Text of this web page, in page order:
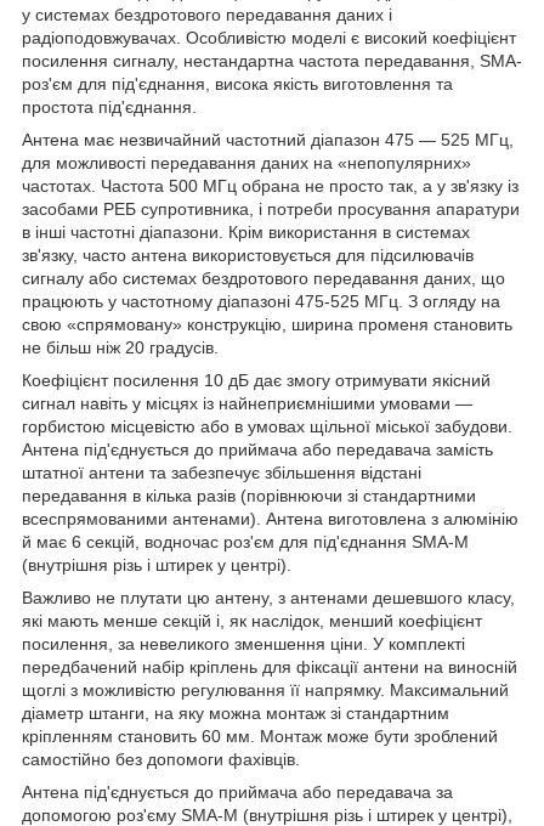
у системах бездротового передавання даних і
радіоподовжувачах. Особливістю моделі є високий коефіцієнт
посилення сигналу, нестандартна частота передавання, SMA-
роз'єм для під'єднання, висока якість виготовлення та
простота під'єднання.
Антена має незвичайний частотний діапазон 475 — 525 МГц,
для можливості передавання даних на «непопулярних»
частотах. Частота 500 МГц обрана не просто так, а у зв'язку із
засобами РЕБ супротивника, і потреби просування апаратури
в інші частотні діапазони. Крім використання в системах
зв'язку, часто антена використовується для підсилювачів
сигналу або системах бездротового передавання даних, що
працюють у частотному діапазоні 475-525 МГц. З огляду на
свою «спрямовану» конструкцію, ширина променя становить
не більш ніж 20 градусів.
Коефіцієнт посилення 10 дБ дає змогу отримувати якісний
сигнал навіть у місцях із найнеприємнішими умовами —
горбистою місцевістю або в умовах щільної міської забудови.
Антена під'єднується до приймача або передавача замість
штатної антени та забезпечує збільшення відстані
передавання в кілька разів (порівнюючи зі стандартними
всеспрямованими антенами). Антена виготовлена з алюмінію
й має 6 секцій, водночас роз'єм для під'єднання SMA-М
(внутрішня різь і штирек у центрі).
Важливо не плутати цю антену, з антенами дешевшого класу,
які мають менше секцій і, як наслідок, менший коефіцієнт
посилення, за невеликого зменшення ціни. У комплекті
передбачений набір кріплень для фіксації антени на виносній
щоглі з можливістю регулювання її напрямку. Максимальний
діаметр штанги, на яку можна монтаж зі стандартним
кріпленням становить 60 мм. Монтаж може бути зроблений
самостійно без допомоги фахівців.
Антена під'єднується до приймача або передавача за
допомогою роз'єму SMA-М (внутрішня різь і штирек у центрі),